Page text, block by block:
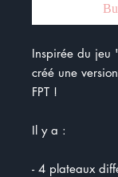
Inspirée du jeu
créé une
FPT !
Il y a :
- 4 plateaux